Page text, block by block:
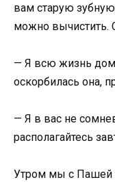
вам старую
можно вычистить.
— Я всю жизнь дом
оскорбилась она,
— Я в вас не
располагайтесь
Утром мы с Пашей